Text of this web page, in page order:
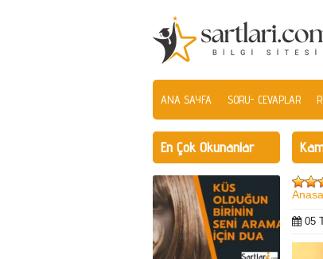
ANA SAYFA SORU- CEVAPLAR
05
En Çok Okunanlar